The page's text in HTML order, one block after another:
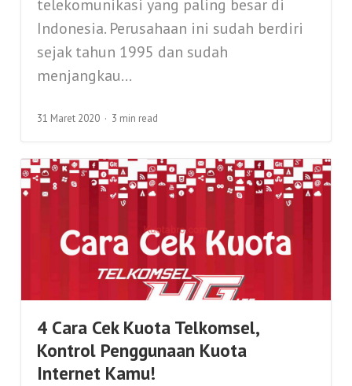
telekomunikasi yang paling besar di
Indonesia. Perusahaan ini sudah berdiri
sejak tahun 1995 dan sudah
menjangkau...
31 Maret 2020 3 min read
4 Cara Cek Kuota Telkomsel,
Kontrol Penggunaan Kuota
Internet Kamu!